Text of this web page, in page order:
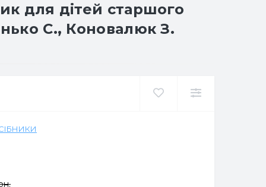
для дітей старшого
С., Коновалюк З.